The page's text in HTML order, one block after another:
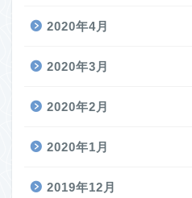
2020年4月
2020年3月
2020年2月
2020年1月
2019年12月